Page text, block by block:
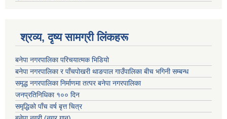
श्रव्य, दृष्य सामग्री लिंकहरू
बनेपा नगरपालिका परिचयात्मक भिडियो
बनेपा नगरपालिका र पाँचपोखरी थाङपाल गाउँपालिका बीच भगिनी सम्बन्ध
समृद्ध नगरपालिका निर्माणमा तत्पर बनेपा नगरपालिका
जनप्रतिनिधिका १०० दिन
समृद्धिको पाँच वर्ष बृत्त चित्र